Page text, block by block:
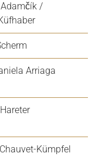
/
Arriaga
Kümpfel